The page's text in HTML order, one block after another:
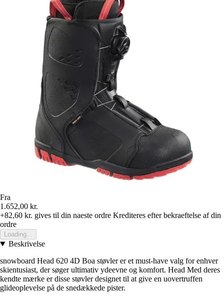
Fra
1.652,00 kr.
+82,60 kr. gives til din naeste ordre Krediteres efter bekraeftelse af din
ordre
Loading...
Beskrivelse
snowboard Head 620 4D Boa støvler er et must-have valg for enhver
skientusiast, der søger ultimativ ydeevne og komfort. Head Med deres
kendte mærke er disse støvler designet til at give en uovertruffen
glideoplevelse på de snedækkede pister.